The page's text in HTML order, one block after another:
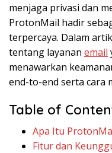
menjaga privasi dan
ProtonMail hadir
terpercaya. Dalam
tentang layanan email
menawarkan
end-to-end serta cara
Table of
Apa Itu
Fitur dan